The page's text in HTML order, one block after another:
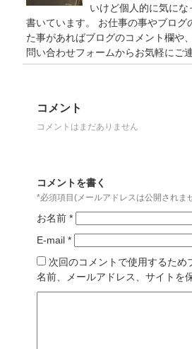
いけど個人的に気にな
書いています。 お仕事の事やブログ
た事があればブログのコメント欄や
問い合わせフォームからお気軽にご
コメント
コメントはまだありません
コメントを書く
*必須項目(メールアドレスは公開されま
お名前 *
E-mail *
次回のコメントで使用するため
名前、メールアドレス、サイトを